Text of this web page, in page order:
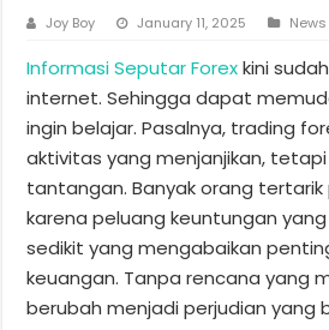
Joy Boy January 11, 2025 News
Informasi Seputar Forexkini
internet. Sehingga dapat
ingin belajar. Pasalnya, trading
aktivitas yang menjanjikan,
tantangan. Banyak orang tertarik
karena peluang keuntungan
sedikit yang mengabaikan
keuangan. Tanpa rencana yang
berubah menjadi perjudian yang